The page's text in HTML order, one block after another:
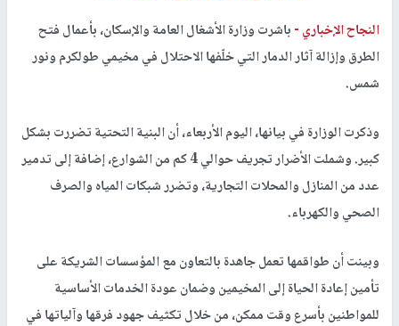
النجاح الإخباري -باشرت وزارة الأشغال العامة والإسكان، بأعمال فتح
الطرق وإزالة آثار الدمار التي خلّفها الاحتلال في مخيمي طولكرم ونور
شمس.
وذكرت الوزارة في بيانها، اليوم الأربعاء، أن البنية التحتية تضررت بشكل
كبير. وشملت الأضرار تجريف حوالي 4 كم من الشوارع، إضافة إلى تدمير
عدد من المنازل والمحلات التجارية، وتضرر شبكات المياه والصرف
الصحي والكهرباء.
وبينت أن طواقمها تعمل جاهدة بالتعاون مع المؤسسات الشريكة على
تأمين إعادة الحياة إلى المخيمين وضمان عودة الخدمات الأساسية
للمواطنين بأسرع وقت ممكن، من خلال تكثيف جهود فرقها وآلياتها في